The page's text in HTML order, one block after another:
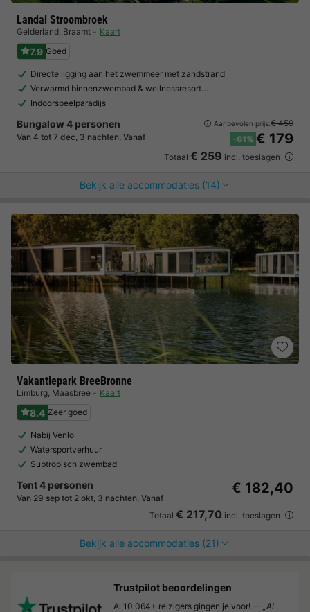
Landal Stroombroek
Gelderland, Braamt Kaart
7.9 Goed
Directe ligging aan het zwemmeer met zandstrand
Verwarmd binnenzwembad & wellnessresort…
Indoorspeelparadijs
Bungalow 4 personen
Van 4 tot 7 dec, 3 nachten, Vanaf
Aanbevolen prijs:€ 459
-61% € 179
Totaal € 259 incl. toeslagen
Bekijk alle accommodaties (14)
Vakantiepark BreeBronne
Limburg, Maasbree Kaart
8.4 Zeer goed
Nabij Venlo
Watersportverhuur
Subtropisch zwembad
Tent 4 personen
Van 29 sep tot 2 okt, 3 nachten, Vanaf
€ 182,40
Totaal € 217,70 incl. toeslagen
Bekijk alle accommodaties (21)
Trustpilot beoordelingen
Al 10.064+ reizigers gingen je voor! — „Al